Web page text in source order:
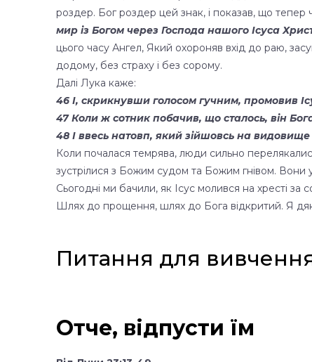
роздер. Бог роздер цей знак, і показав, що
мир із Богом через Господа нашого Ісуса
цього часу Ангел, Який охороняв вхід до раю,
додому, без страху і без сорому.
Далі Лука каже:
46 І, скрикнувши голосом гучним, промовив
47 Коли ж сотник побачив, що сталось, він
48 І ввесь натовп, який зійшовсь на
Коли почалася темрява, люди сильно
зустрілися з Божим судом та Божим гнівом.
Сьогодні ми бачили, як Ісус молився на хресті за
Шлях до прощення, шлях до Бога відкритий. Я
Питання для
Отче, відпусти їм